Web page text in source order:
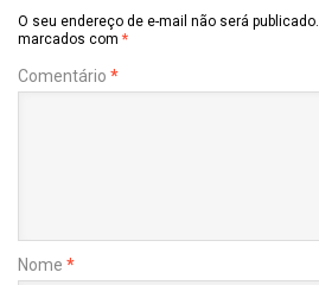
O seu endereço de e-mail não será publicado.
marcados com *
Comentário *
Nome *